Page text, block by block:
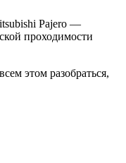
Pajero —
проходимости
этом разобраться,